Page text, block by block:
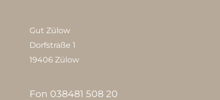
Gut Zülow
Dorfstraße 1
19406 Zülow
Fon 038481 508 20